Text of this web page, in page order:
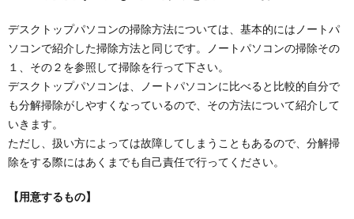
デスクトップパソコンの掃除方法については、基本的にはノートパ
ソコンで紹介した掃除方法と同じです。ノートパソコンの掃除その
１、その２を参照して掃除を行って下さい。
デスクトップパソコンは、ノートパソコンに比べると比較的自分で
も分解掃除がしやすくなっているので、その方法について紹介して
いきます。
ただし、扱い方によっては故障してしまうこともあるので、分解掃
除をする際にはあくまでも自己責任で行ってください。
【用意するもの】